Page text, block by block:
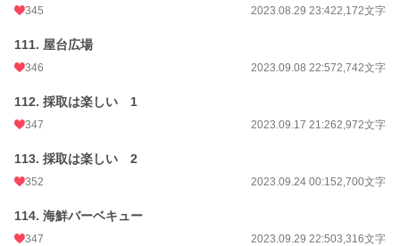
345 2023.08.29 23:422,172文字
111. 屋台広場
346 2023.09.08 22:572,742文字
112. 採取は楽しい 1
347 2023.09.17 21:262,972文字
113. 採取は楽しい 2
352 2023.09.24 00:152,700文字
114. 海鮮バーベキュー
347 2023.09.29 22:503,316文字